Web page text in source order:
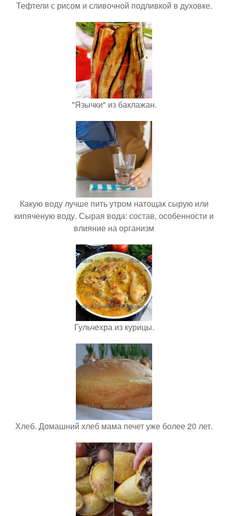
Тефтели с рисом и сливочной подливкой в духовке.
"Язычки" из баклажан.
Какую воду лучше пить утром натощак сырую или
кипяченую воду. Сырая вода: состав, особенности и
влияние на организм
Гульчехра из курицы.
Хлеб. Домашний хлеб мама печет уже более 20 лет.